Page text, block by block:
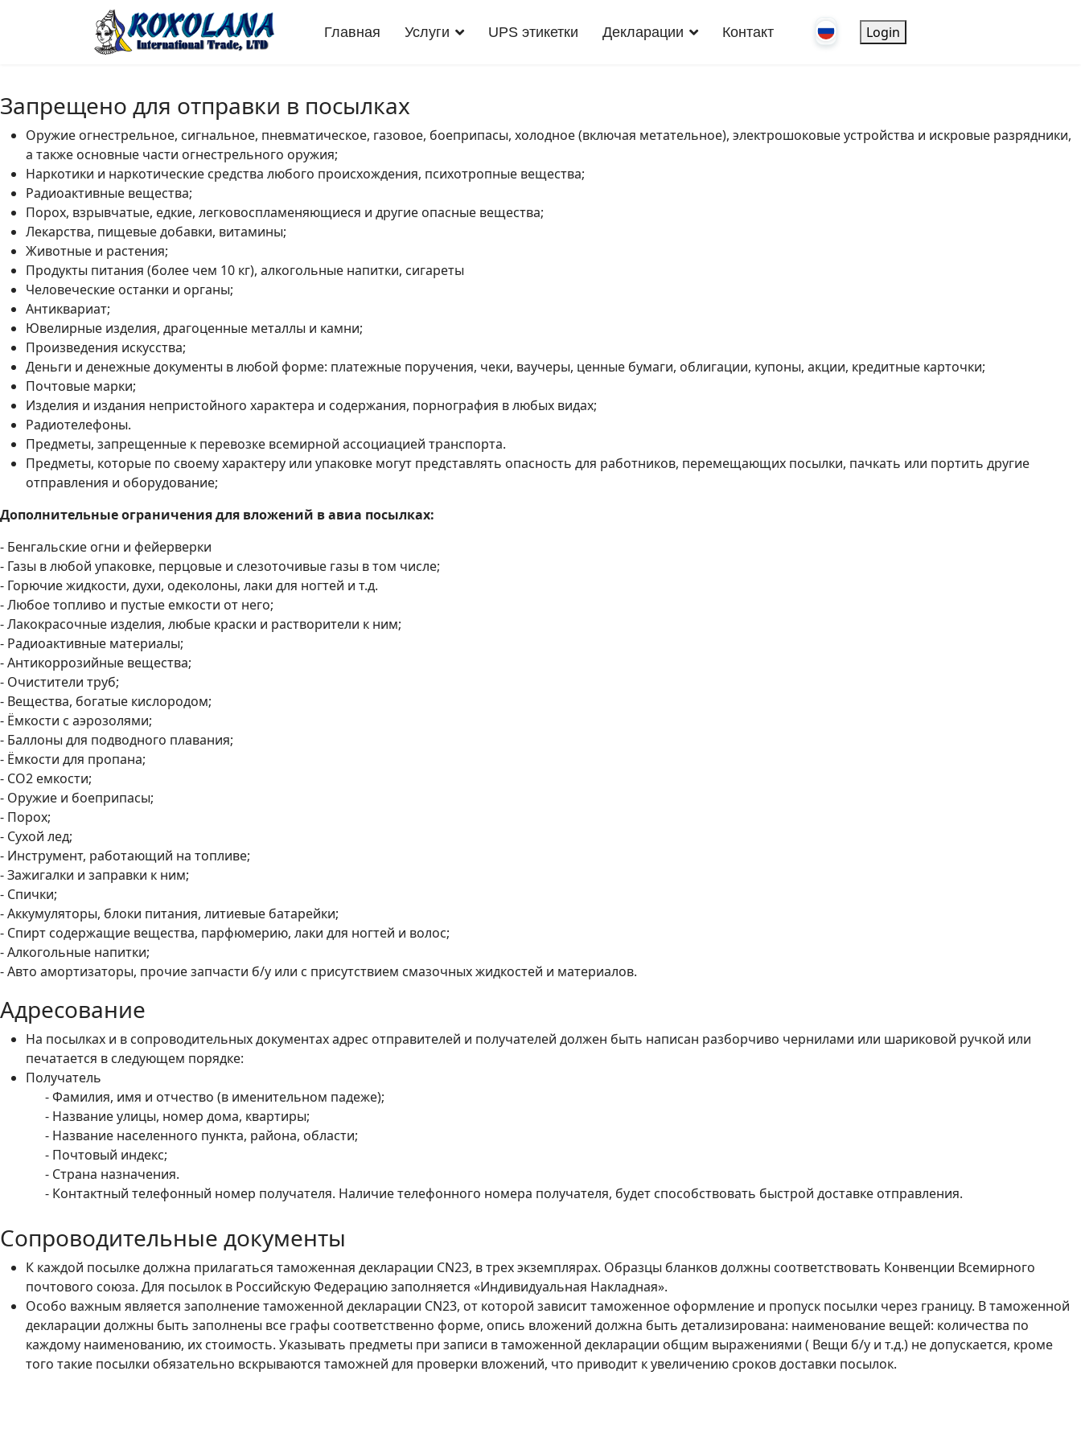
Главная Услуги UPS этикетки Декларации Контакт Login
Запрещено для отправки в посылках
Оружие огнестрельное, сигнальное, пневматическое, газовое, боеприпасы, холодное (включая метательное), электрошоковые устройства и искровые разрядники,
а также основные части огнестрельного оружия;
Наркотики и наркотические средства любого происхождения, психотропные вещества;
Радиоактивные вещества;
Порох, взрывчатые, едкие, легковоспламеняющиеся и другие опасные вещества;
Лекарства, пищевые добавки, витамины;
Животные и растения;
Продукты питания (более чем 10 кг), алкогольные напитки, сигареты
Человеческие останки и органы;
Антиквариат;
Ювелирные изделия, драгоценные металлы и камни;
Произведения искусства;
Деньги и денежные документы в любой форме: платежные поручения, чеки, ваучеры, ценные бумаги, облигации, купоны, акции, кредитные карточки;
Почтовые марки;
Изделия и издания непристойного характера и содержания, порнография в любых видах;
Радиотелефоны.
Предметы, запрещенные к перевозке всемирной ассоциацией транспорта.
Предметы, которые по своему характеру или упаковке могут представлять опасность для работников, перемещающих посылки, пачкать или портить другие
отправления и оборудование;
Дополнительные ограничения для вложений в авиа посылках:
- Бенгальские огни и фейерверки
- Газы в любой упаковке, перцовые и слезоточивые газы в том числе;
- Горючие жидкости, духи, одеколоны, лаки для ногтей и т.д.
- Любое топливо и пустые емкости от него;
- Лакокрасочные изделия, любые краски и растворители к ним;
- Радиоактивные материалы;
- Антикоррозийные вещества;
- Очистители труб;
- Вещества, богатые кислородом;
- Ёмкости с аэрозолями;
- Баллоны для подводного плавания;
- Ёмкости для пропана;
- СО2 емкости;
- Оружие и боеприпасы;
- Порох;
- Сухой лед;
- Инструмент, работающий на топливе;
- Зажигалки и заправки к ним;
- Спички;
- Аккумуляторы, блоки питания, литиевые батарейки;
- Спирт содержащие вещества, парфюмерию, лаки для ногтей и волос;
- Алкогольные напитки;
- Авто амортизаторы, прочие запчасти б/у или с присутствием смазочных жидкостей и материалов.
Адресование
На посылках и в сопроводительных документах адрес отправителей и получателей должен быть написан разборчиво чернилами или шариковой ручкой или
печатается в следующем порядке:
Получатель
- Фамилия, имя и отчество (в именительном падеже);
- Название улицы, номер дома, квартиры;
- Название населенного пункта, района, области;
- Почтовый индекс;
- Страна назначения.
- Контактный телефонный номер получателя. Наличие телефонного номера получателя, будет способствовать быстрой доставке отправления.
Сопроводительные документы
К каждой посылке должна прилагаться таможенная декларации CN23, в трех экземплярах. Образцы бланков должны соответствовать Конвенции Всемирного
почтового союза. Для посылок в Российскую Федерацию заполняется «Индивидуальная Накладная».
Особо важным является заполнение таможенной декларации CN23, от которой зависит таможенное оформление и пропуск посылки через границу. В таможенной
декларации должны быть заполнены все графы соответственно форме, опись вложений должна быть детализирована: наименование вещей: количества по
каждому наименованию, их стоимость. Указывать предметы при записи в таможенной декларации общим выражениями ( Вещи б/у и т.д.) не допускается, кроме
того такие посылки обязательно вскрываются таможней для проверки вложений, что приводит к увеличению сроков доставки посылок.